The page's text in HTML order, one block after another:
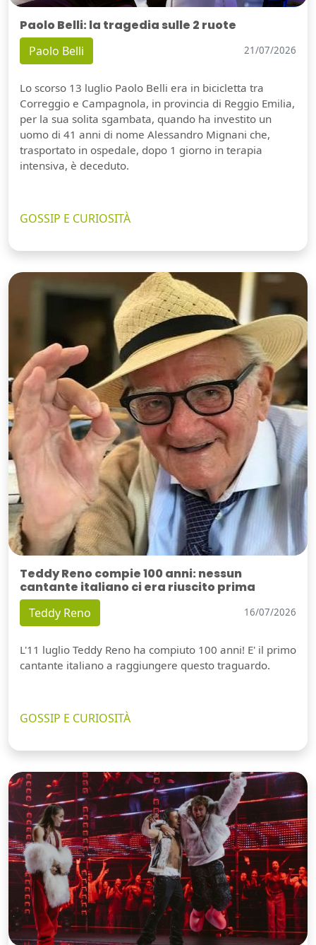
Paolo Belli: la tragedia sulle 2 ruote
Paolo Belli 21/07/2026
Lo scorso 13 luglio Paolo Belli era in bicicletta tra
Correggio e Campagnola, in provincia di Reggio Emilia,
per la sua solita sgambata, quando ha investito un
uomo di 41 anni di nome Alessandro Mignani che,
trasportato in ospedale, dopo 1 giorno in terapia
intensiva, è deceduto.
GOSSIP E CURIOSITÀ
Teddy Reno compie 100 anni: nessun
cantante italiano ci era riuscito prima
Teddy Reno 16/07/2026
L'11 luglio Teddy Reno ha compiuto 100 anni! E' il primo
cantante italiano a raggiungere questo traguardo.
GOSSIP E CURIOSITÀ